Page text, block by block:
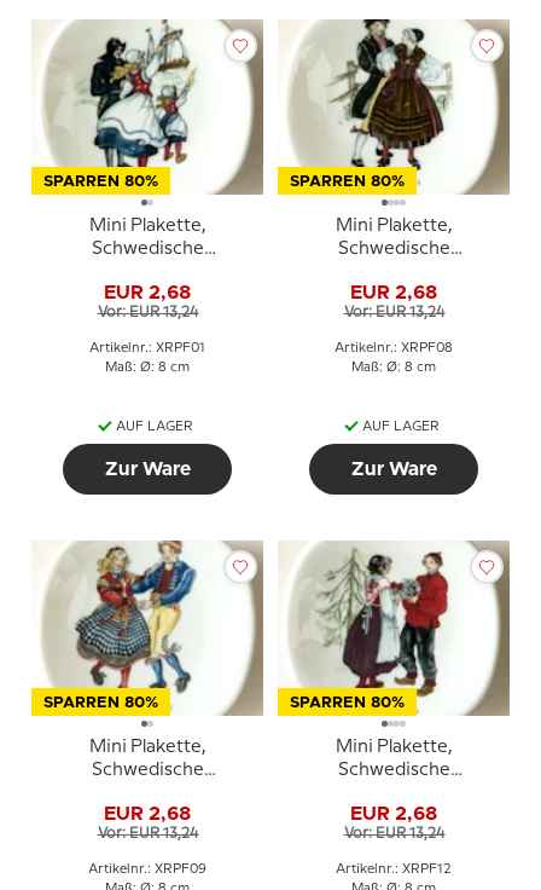
SPARREN 80%
Mini Plakette,
Schwedische
Bohuslän
EUR 2,68
Vor: EUR 13,24
Artikelnr.: XRPF01
Maß: Ø: 8 cm
AUF LAGER
Zur Ware
SPARREN 80%
Mini Plakette,
Schwedische
Härjedalen
EUR 2,68
Vor: EUR 13,24
Artikelnr.: XRPF08
Maß: Ø: 8 cm
AUF LAGER
Zur Ware
SPARREN 80%
Mini Plakette,
Schwedische
Hälsingland
EUR 2,68
Vor: EUR 13,24
Artikelnr.: XRPF09
SPARREN 80%
Mini Plakette,
Schwedische
Norrbotten
EUR 2,68
Vor: EUR 13,24
Artikelnr.: XRPF12